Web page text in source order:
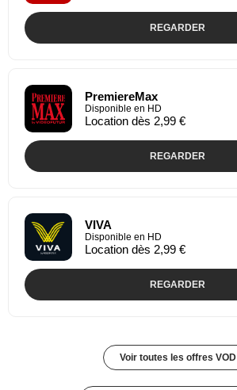
REGARDER
PremiereMax
Disponible en HD
Location dès 2,99 €
REGARDER
VIVA
Disponible en HD
Location dès 2,99 €
REGARDER
Voir toutes les offres VOD